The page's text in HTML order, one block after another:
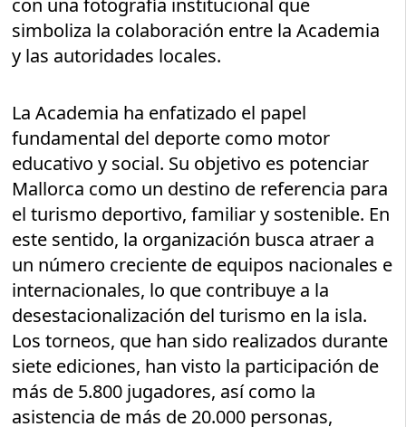
con una fotografía institucional que
simboliza la colaboración entre la Academia
y las autoridades locales.
La Academia ha enfatizado el papel
fundamental del deporte como motor
educativo y social. Su objetivo es potenciar
Mallorca como un destino de referencia para
el turismo deportivo, familiar y sostenible. En
este sentido, la organización busca atraer a
un número creciente de equipos nacionales e
internacionales, lo que contribuye a la
desestacionalización del turismo en la isla.
Los torneos, que han sido realizados durante
siete ediciones, han visto la participación de
más de 5.800 jugadores, así como la
asistencia de más de 20.000 personas,